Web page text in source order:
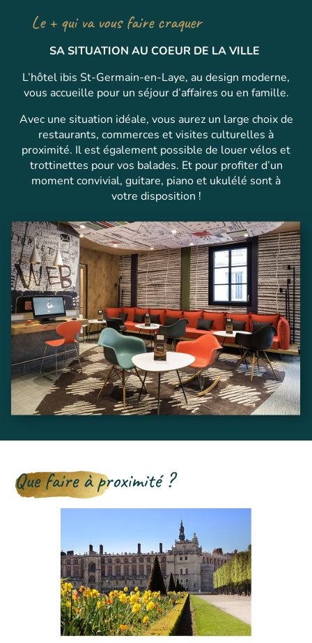
Le + qui va vous faire craquer
SA SITUATION AU COEUR DE LA VILLE
L’hôtel ibis St-Germain-en-Laye, au design moderne,
vous accueille pour un séjour d’affaires ou en famille.
Avec une situation idéale, vous aurez un large choix de
restaurants, commerces et visites culturelles à
proximité. Il est également possible de louer vélos et
trottinettes pour vos balades. Et pour profiter d’un
moment convivial, guitare, piano et ukulélé sont à
votre disposition !
Que faire à proximité ?